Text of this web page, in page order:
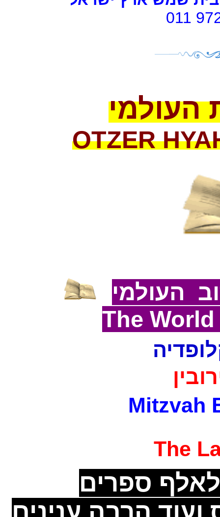
011
העולמי
OTZER
העולמי
The
Mitzvah
The
לאלף ספרים